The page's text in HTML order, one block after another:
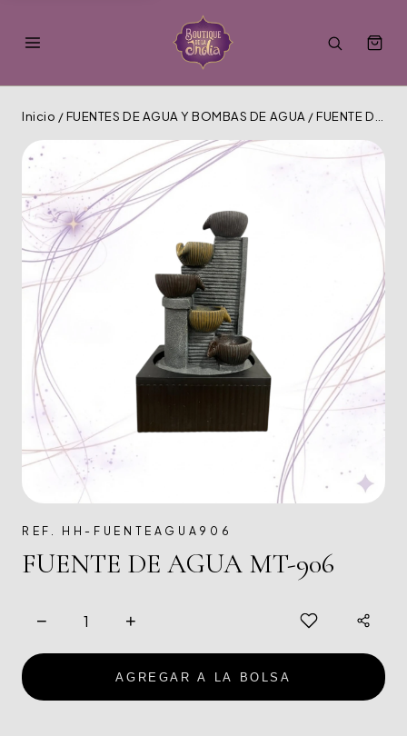
Inicio /FUENTES DE AGUA Y BOMBAS DE AGUA /FUENTE DE AGUA MT-906
REF. HH-FUENTEAGUA906
FUENTE DE AGUA MT-906
− +
AGREGAR A LA BOLSA